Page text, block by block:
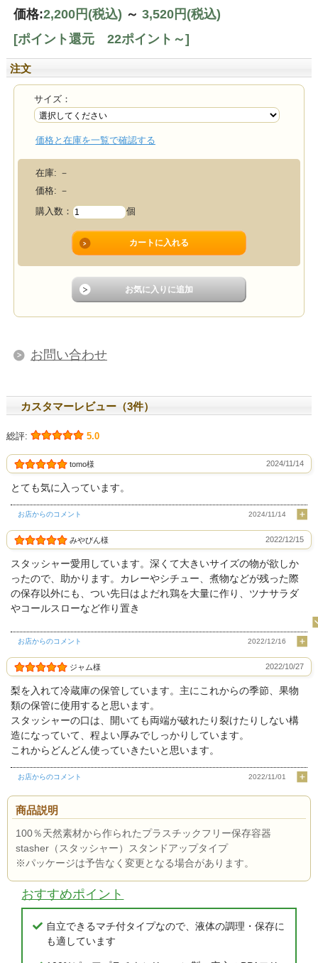
価格:2,200円 (税込) ～ 3,520円 (税込)
[ポイント還元 22ポイント～]
注文
サイズ：
価格と在庫を一覧で確認する
在庫: －
価格: －
購入数：
個
お問い合わせ
カスタマーレビュー（3件）
総評: 5.0
tomo様 2024/11/14
とても気に入っています。
お店からのコメント 2024/11/14
みやびん様 2022/12/15
スタッシャー愛用しています。深くて大きいサイズの物が欲しか
ったので、助かります。カレーやシチュー、煮物などが残った際
の保存以外にも、つい先日はよだれ鶏を大量に作り、ツナサラダ
やコールスローなど作り置き
お店からのコメント 2022/12/16
ジャム様 2022/10/27
梨を入れて冷蔵庫の保管しています。主にこれからの季節、果物
類の保管に使用すると思います。
スタッシャーの口は、開いても両端が破れたり裂けたりしない構
造になっていて、程よい厚みでしっかりしています。
これからどんどん使っていきたいと思います。
お店からのコメント 2022/11/01
商品説明
100％天然素材から作られたプラスチックフリー保存容器
stasher（スタッシャー）スタンドアップタイプ
※パッケージは予告なく変更となる場合があります。
おすすめポイント
自立できるマチ付タイプなので、液体の調理・保存に
も適しています